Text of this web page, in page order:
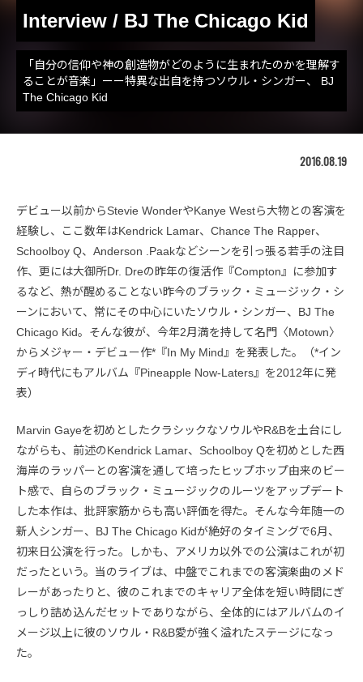
Interview / BJ The Chicago Kid
「自分の信仰や神の創造物がどのように生まれたのかを理解す
ることが音楽」ーー特異な出自を持つソウル・シンガー、 BJ
The Chicago Kid
2016.08.19
デビュー以前からStevie WonderやKanye Westら大物との客演を
経験し、ここ数年はKendrick Lamar、Chance The Rapper、
Schoolboy Q、Anderson .Paakなどシーンを引っ張る若手の注目
作、更には大御所Dr. Dreの昨年の復活作『Compton』に参加す
るなど、熱が醒めることない昨今のブラック・ミュージック・シ
ーンにおいて、常にその中心にいたソウル・シンガー、BJ The
Chicago Kid。そんな彼が、今年2月満を持して名門〈Motown〉
からメジャー・デビュー作*『In My Mind』を発表した。（*イン
ディ時代にもアルバム『Pineapple Now-Laters』を2012年に発
表）
Marvin Gayeを初めとしたクラシックなソウルやR&Bを土台にし
ながらも、前述のKendrick Lamar、Schoolboy Qを初めとした西
海岸のラッパーとの客演を通して培ったヒップホップ由来のビー
ト感で、自らのブラック・ミュージックのルーツをアップデート
した本作は、批評家筋からも高い評価を得た。そんな今年随一の
新人シンガー、BJ The Chicago Kidが絶好のタイミングで6月、
初来日公演を行った。しかも、アメリカ以外での公演はこれが初
だったという。当のライブは、中盤でこれまでの客演楽曲のメド
レーがあったりと、彼のこれまでのキャリア全体を短い時間にぎ
っしり詰め込んだセットでありながら、全体的にはアルバムのイ
メージ以上に彼のソウル・R&B愛が強く溢れたステージになっ
た。